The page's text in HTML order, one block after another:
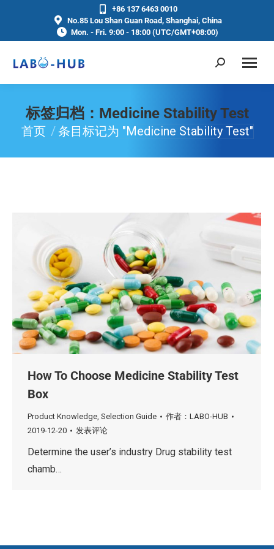
+86 137 6463 0010
No.85 Lou Shan Guan Road, Shanghai, China
Mon. - Fri. 9:00 - 18:00 (UTC/GMT+08:00)
标签归档： Medicine Stability Test
你在这里：
首页 条目标记为 "Medicine Stability Test"
How To Choose Medicine Stability Test
Box
Product Knowledge, Selection Guide 作者： LABO-HUB
2019-12-20
发表评论
Determine the user’s industry Drug stability test
chamb…